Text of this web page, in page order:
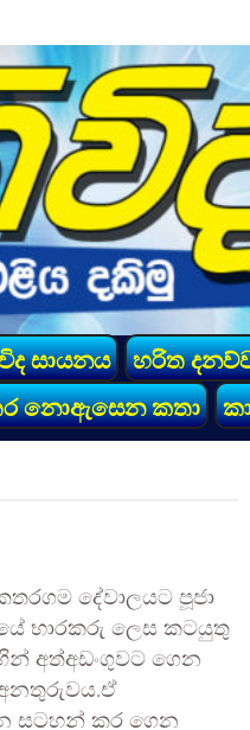
සායනය හරිත
නොඇසෙන කතා
දේවාලයට පූජා
භාරකරු ලෙස කටයුතු
අත්අඩංගුවට ගෙන
අනතුරුවය.ඒ
සටහන් කර ගෙන